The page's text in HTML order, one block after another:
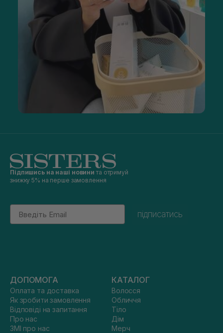
Підпишись на наші новини та отримуй
знижку 5% на перше замовлення
Email
підписатись
ДОПОМОГА
Оплата та доставка
Як зробити замовлення
Відповіді на запитання
Про нас
ЗМІ про нас
КАТАЛОГ
Волосся
Обличчя
Тіло
Дім
Мерч